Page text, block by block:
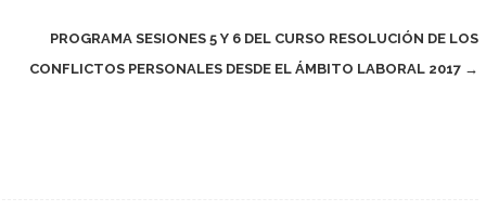
PROGRAMA SESIONES 5 Y 6 DEL CURSO RESOLUCIÓN DE LOS
CONFLICTOS PERSONALES DESDE EL ÁMBITO LABORAL 2017 →